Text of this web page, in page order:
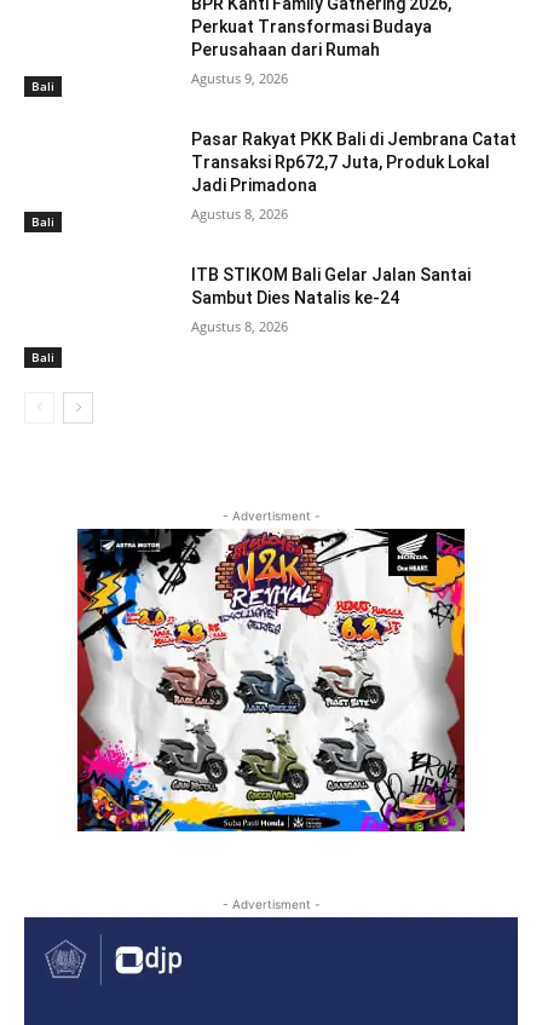
Bali
BPR Kanti Family Gathering 2026,
Perkuat Transformasi Budaya
Perusahaan dari Rumah
Agustus 9, 2026
Bali
Pasar Rakyat PKK Bali di Jembrana Catat
Transaksi Rp672,7 Juta, Produk Lokal
Jadi Primadona
Agustus 8, 2026
Bali
ITB STIKOM Bali Gelar Jalan Santai
Sambut Dies Natalis ke-24
Agustus 8, 2026
- Advertisment -
- Advertisment -